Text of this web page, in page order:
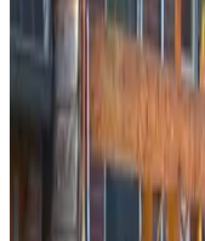
Elektrische
Keukengerei
Kookplaat
Voor kinderen
Speelterrein
Spelletjes